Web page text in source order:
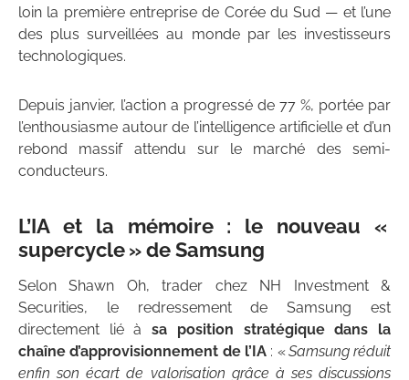
loin la première entreprise de Corée du Sud — et l’une
des plus surveillées au monde par les investisseurs
technologiques.
Depuis janvier, l’action a progressé de 77 %, portée par
l’enthousiasme autour de l’intelligence artificielle et d’un
rebond massif attendu sur le marché des semi-
conducteurs.
L’IA et la mémoire : le nouveau «
supercycle » de Samsung
Selon Shawn Oh, trader chez NH Investment &
Securities, le redressement de Samsung est
directement lié àsa position stratégique dans la
chaîne d’approvisionnement de l’IA : «Samsung réduit
enfin son écart de valorisation grâce à ses discussions